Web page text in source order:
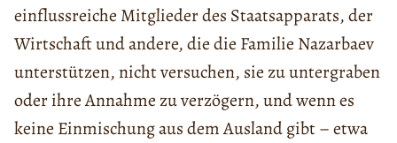
einflussreiche Mitglieder des Staatsapparats, der
Wirtschaft und andere, die die Familie Nazarbaev
unterstützen, nicht versuchen, sie zu untergraben
oder ihre Annahme zu verzögern, und wenn es
keine Einmischung aus dem Ausland gibt – etwa